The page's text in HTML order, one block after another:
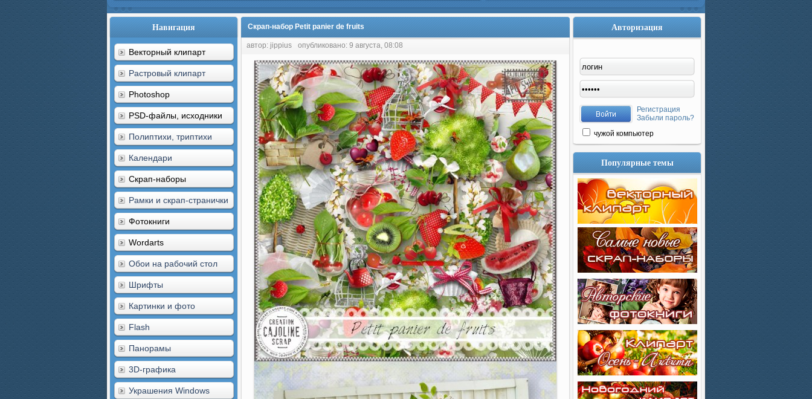
Навигация
Векторный клипарт
Растровый клипарт
Photoshop
PSD-файлы, исходники
Полиптихи, триптихи
Календари
Скрап-наборы
Рамки и скрап-странички
Фотокниги
Wordarts
Обои на рабочий стол
Шрифты
Картинки и фото
Flash
Панорамы
3D-графика
Украшения Windows
Скрап-набор Petit panier de fruits
автор: jippius опубликовано: 9 августа, 08:08
Авторизация
Регистрация
Забыли пароль?
чужой компьютер
Популярные темы